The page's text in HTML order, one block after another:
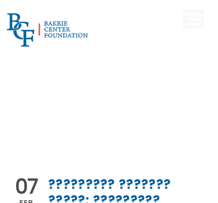
07
????????? ???????